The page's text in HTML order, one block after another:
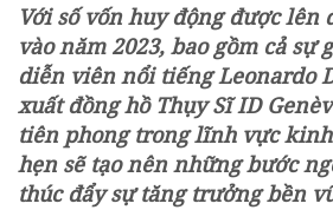
Với số vốn huy động được lên
vào năm 2023, bao gồm cả sự
diễn viên nổi tiếng Leonardo
xuất đồng hồ Thụy Sĩ ID
tiên phong trong lĩnh vực
hẹn sẽ tạo nên những bước
thúc đẩy sự tăng trưởng bền